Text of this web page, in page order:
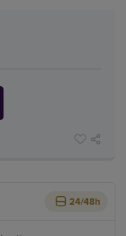
24/48h